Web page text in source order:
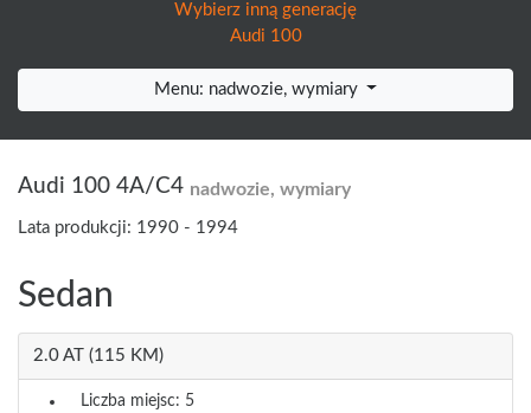
Wybierz inną generację
Audi 100
Menu: nadwozie, wymiary
Audi 100 4A/C4 nadwozie, wymiary
Lata produkcji: 1990 - 1994
Sedan
2.0 AT (115 KM)
Liczba miejsc: 5